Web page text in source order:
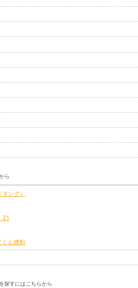
ら
ング）
Z1
ん煙剤
探すにはこちらから